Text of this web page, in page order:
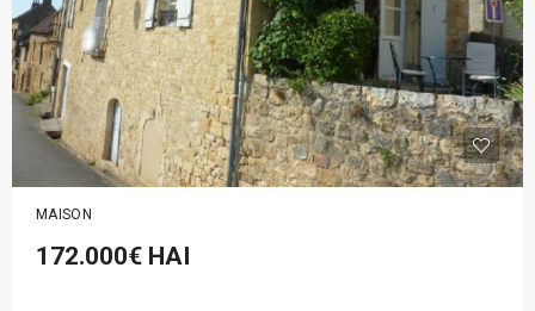
MAISON
172.000€ HAI